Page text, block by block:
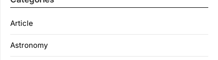
Article
Astronomy